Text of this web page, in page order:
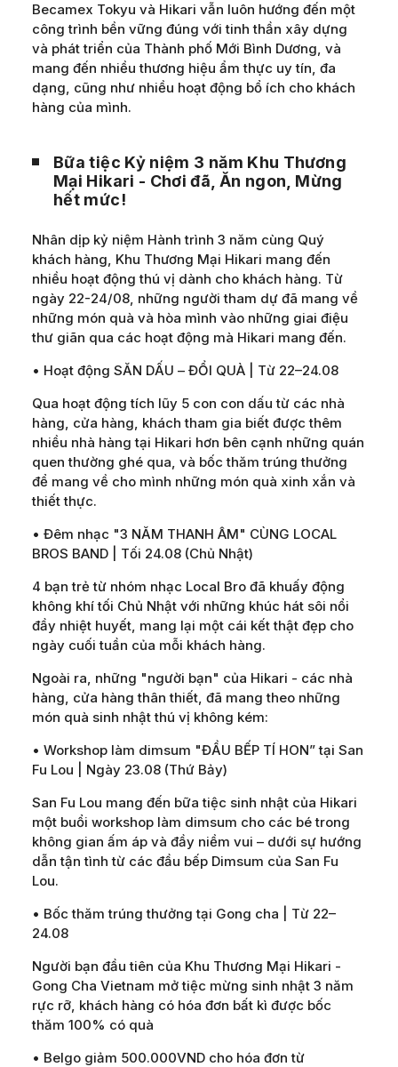
Becamex Tokyu và Hikari vẫn luôn hướng đến một
công trình bền vững đúng với tinh thần xây dựng
và phát triển của Thành phố Mới Bình Dương, và
mang đến nhiều thương hiệu ẩm thực uy tín, đa
dạng, cũng như nhiều hoạt động bổ ích cho khách
hàng của mình.
Bữa tiệc Kỷ niệm 3 năm Khu Thương
Mại Hikari - Chơi đã, Ăn ngon, Mừng
hết mức!
Nhân dịp kỷ niệm Hành trình 3 năm cùng Quý
khách hàng, Khu Thương Mại Hikari mang đến
nhiều hoạt động thú vị dành cho khách hàng. Từ
ngày 22-24/08, những người tham dự đã mang về
những món quà và hòa mình vào những giai điệu
thư giãn qua các hoạt động mà Hikari mang đến.
• Hoạt động SĂN DẤU – ĐỔI QUÀ | Từ 22–24.08
Qua hoạt động tích lũy 5 con con dấu từ các nhà
hàng, cửa hàng, khách tham gia biết được thêm
nhiều nhà hàng tại Hikari hơn bên cạnh những quán
quen thường ghé qua, và bốc thăm trúng thưởng
để mang về cho mình những món quà xinh xắn và
thiết thực.
• Đêm nhạc "3 NĂM THANH ÂM" CÙNG LOCAL
BROS BAND | Tối 24.08 (Chủ Nhật)
4 bạn trẻ từ nhóm nhạc Local Bro đã khuấy động
không khí tối Chủ Nhật với những khúc hát sôi nổi
đầy nhiệt huyết, mang lại một cái kết thật đẹp cho
ngày cuối tuần của mỗi khách hàng.
Ngoài ra, những "người bạn" của Hikari - các nhà
hàng, cửa hàng thân thiết, đã mang theo những
món quà sinh nhật thú vị không kém:
• Workshop làm dimsum "ĐẦU BẾP TÍ HON” tại San
Fu Lou | Ngày 23.08 (Thứ Bảy)
San Fu Lou mang đến bữa tiệc sinh nhật của Hikari
một buổi workshop làm dimsum cho các bé trong
không gian ấm áp và đầy niềm vui – dưới sự hướng
dẫn tận tình từ các đầu bếp Dimsum của San Fu
Lou.
• Bốc thăm trúng thưởng tại Gong cha | Từ 22–
24.08
Người bạn đầu tiên của Khu Thương Mại Hikari -
Gong Cha Vietnam mở tiệc mừng sinh nhật 3 năm
rực rỡ, khách hàng có hóa đơn bất kì được bốc
thăm 100% có quà
• Belgo giảm 500.000VND cho hóa đơn từ